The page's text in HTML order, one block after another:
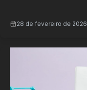
28 de fevereiro de 2026